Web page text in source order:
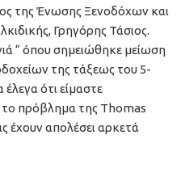
της Ένωσης Ξενοδόχων και
Γρηγόρης Τάσιος.
“ όπου σημειώθηκε μείωση
της τάξεως του 5-
ότι είμαστε
το πρόβλημα της Thomas
έχουν απολέσει αρκετά